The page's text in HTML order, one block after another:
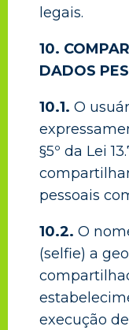
legais.
10.
DADOS
10.1. O
§5º da Lei
pessoais
10.2. O
(selfie) a
execução